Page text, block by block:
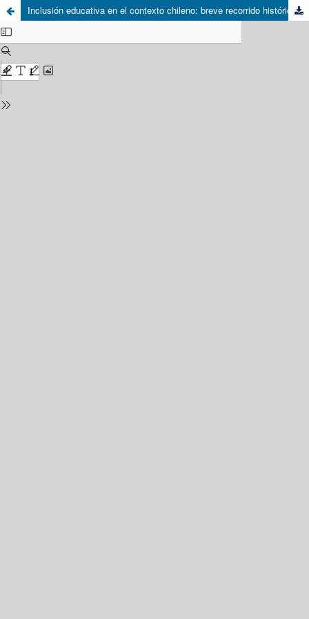
Inclusión educativa en el contexto chileno: breve recorrido histórico